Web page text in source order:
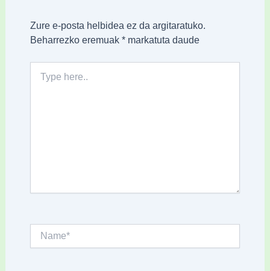
Zure e-posta helbidea ez da argitaratuko.
Beharrezko eremuak *markatuta daude
here..